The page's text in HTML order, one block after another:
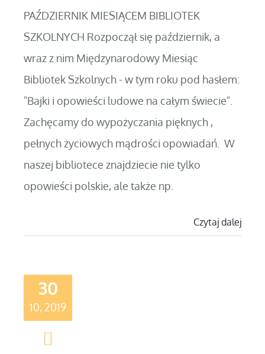
PAŹDZIERNIK MIESIĄCEM BIBLIOTEK
SZKOLNYCH Rozpoczął się październik, a
wraz z nim Międzynarodowy Miesiąc
Bibliotek Szkolnych - w tym roku pod hasłem:
"Bajki i opowieści ludowe na całym świecie".
Zachęcamy do wypożyczania pięknych ,
pełnych życiowych mądrości opowiadań. W
naszej bibliotece znajdziecie nie tylko
opowieści polskie, ale także np.
Czytaj dalej
30
10, 2019